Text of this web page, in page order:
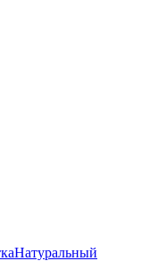
Натуральный